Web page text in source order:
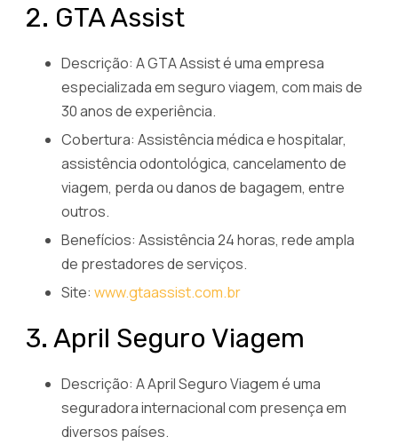
2. GTA Assist
Descrição: A GTA Assist é uma empresa
especializada em seguro viagem, com mais de
30 anos de experiência.
Cobertura: Assistência médica e hospitalar,
assistência odontológica, cancelamento de
viagem, perda ou danos de bagagem, entre
outros.
Benefícios: Assistência 24 horas, rede ampla
de prestadores de serviços.
Site: www.gtaassist.com.br
3. April Seguro Viagem
Descrição: A April Seguro Viagem é uma
seguradora internacional com presença em
diversos países.